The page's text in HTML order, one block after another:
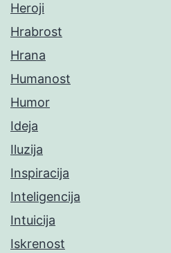
Heroji
Hrabrost
Hrana
Humanost
Humor
Ideja
Iluzija
Inspiracija
Inteligencija
Intuicija
Iskrenost